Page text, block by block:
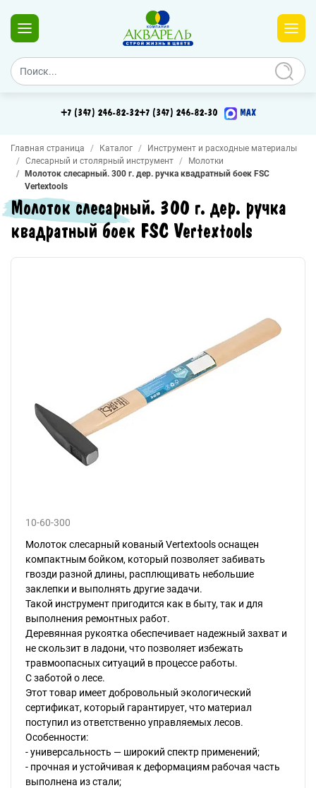
+7 (347) 246-82-32+7 (347) 246-82-30 MAX
Главная страница Каталог
Инструмент и расходные материалы
Слесарный и столярный инструмент
Молотки
Молоток слесарный. 300 г. дер. ручка квадратный боек FSC
Vertextools
Молоток слесарный. 300 г. дер. ручка
квадратный боек FSC Vertextools
10-60-300
Молоток слесарный кованый Vertextools оснащен
компактным бойком, который позволяет забивать
гвозди разной длины, расплющивать небольшие
заклепки и выполнять другие задачи.
Такой инструмент пригодится как в быту, так и для
выполнения ремонтных работ.
Деревянная рукоятка обеспечивает надежный захват и
не скользит в ладони, что позволяет избежать
травмоопасных ситуаций в процессе работы.
С заботой о лесе.
Этот товар имеет добровольный экологический
сертификат, который гарантирует, что материал
поступил из ответственно управляемых лесов.
Особенности:
- универсальность — широкий спектр применений;
- прочная и устойчивая к деформациям рабочая часть
выполнена из стали;